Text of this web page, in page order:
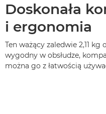
Doskonała
i ergonomia
Ten ważący zaledwie 2,11
wygodny w obsłudze,
można go z łatwością